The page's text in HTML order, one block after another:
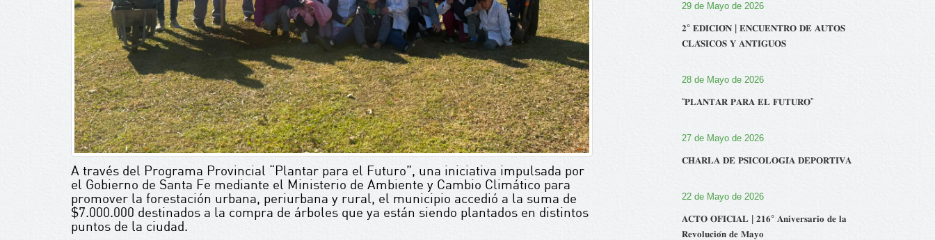
A través del Programa Provincial “Plantar para el Futuro”, una iniciativa impulsada por
el Gobierno de Santa Fe mediante el Ministerio de Ambiente y Cambio Climático para
promover la forestación urbana, periurbana y rural, el municipio accedió a la suma de
$7.000.000 destinados a la compra de árboles que ya están siendo plantados en distintos
puntos de la ciudad.
29 de Mayo de 2026
𝟐° 𝐄𝐃𝐈𝐂𝐈𝐎́𝐍 | 𝐄𝐍𝐂𝐔𝐄𝐍𝐓𝐑𝐎 𝐃𝐄 𝐀𝐔𝐓𝐎𝐒
𝐂𝐋𝐀́𝐒𝐈𝐂𝐎𝐒 𝐘 𝐀𝐍𝐓𝐈𝐆𝐔𝐎𝐒
28 de Mayo de 2026
“𝐏𝐋𝐀𝐍𝐓𝐀𝐑 𝐏𝐀𝐑𝐀 𝐄𝐋 𝐅𝐔𝐓𝐔𝐑𝐎”
27 de Mayo de 2026
𝐂𝐇𝐀𝐑𝐋𝐀 𝐃𝐄 𝐏𝐒𝐈𝐂𝐎𝐋𝐎𝐆𝐈́𝐀 𝐃𝐄𝐏𝐎𝐑𝐓𝐈𝐕𝐀
22 de Mayo de 2026
𝐀𝐂𝐓𝐎 𝐎𝐅𝐈𝐂𝐈𝐀𝐋 | 𝟐𝟏𝟔° 𝐀𝐧𝐢𝐯𝐞𝐫𝐬𝐚𝐫𝐢𝐨 𝐝𝐞 𝐥𝐚
𝐑𝐞𝐯𝐨𝐥𝐮𝐜𝐢𝐨́𝐧 𝐝𝐞 𝐌𝐚𝐲𝐨